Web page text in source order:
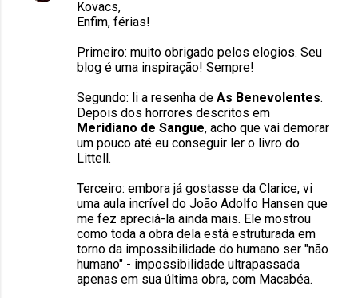
Kovacs,
Enfim, férias!
Primeiro: muito obrigado pelos elogios. Seu
blog é uma inspiração! Sempre!
Segundo: li a resenha de As Benevolentes.
Depois dos horrores descritos em
Meridiano de Sangue, acho que vai demorar
um pouco até eu conseguir ler o livro do
Littell.
Terceiro: embora já gostasse da Clarice, vi
uma aula incrível do João Adolfo Hansen que
me fez apreciá-la ainda mais. Ele mostrou
como toda a obra dela está estruturada em
torno da impossibilidade do humano ser "não
humano" - impossibilidade ultrapassada
apenas em sua última obra, com Macabéa.